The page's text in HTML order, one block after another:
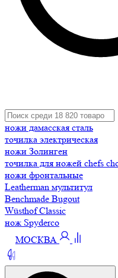
ножи дамасская сталь
точилка электрическая
ножи Золинген
точилка для ножей chefs
ножи фронтальные
Leatherman мультитул
Benchmade Bugout
Wüsthof Classic
нож Spyderco
МОСКВА